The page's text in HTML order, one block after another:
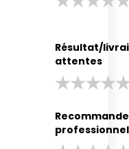
Résultat/
attentes
professionnel